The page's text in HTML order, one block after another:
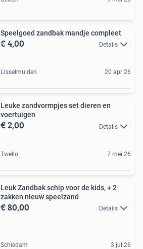
Speelgoed zandbak mandje compleet
€ 4,00 Details
IJsselmuiden 20 apr 26
Leuke zandvormpjes set dieren en
voertuigen
€ 2,00 Details
Twello 7 mei 26
Leuk Zandbak schip voor de kids, + 2
zakken nieuw speelzand
€ 80,00 Details
Schiedam 3 jul 26